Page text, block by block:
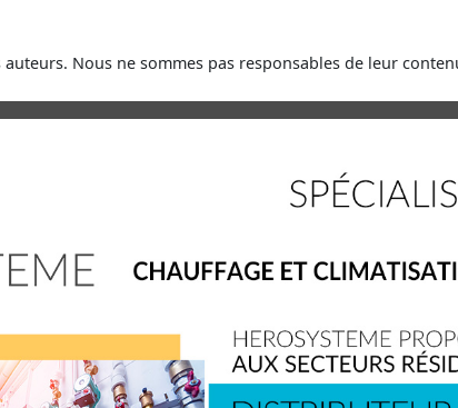
Nous ne sommes pas responsables de leur